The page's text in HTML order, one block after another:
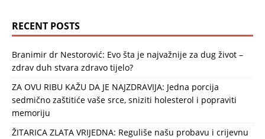
RECENT POSTS
Branimir dr Nestorović: Evo šta je najvažnije za dug život –
zdrav duh stvara zdravo tijelo?
ZA OVU RIBU KAŽU DA JE NAJZDRAVIJA: Jedna porcija
sedmično zaštitiće vaše srce, sniziti holesterol i popraviti
memoriju
ŽITARICA ZLATA VRIJEDNA: Reguliše našu probavu i crijevnu